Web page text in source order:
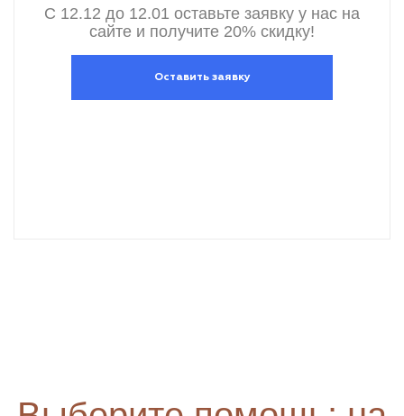
С 12.12 до 12.01 оставьте заявку у нас на
сайте и получите 20% скидку!
Оставить заявку